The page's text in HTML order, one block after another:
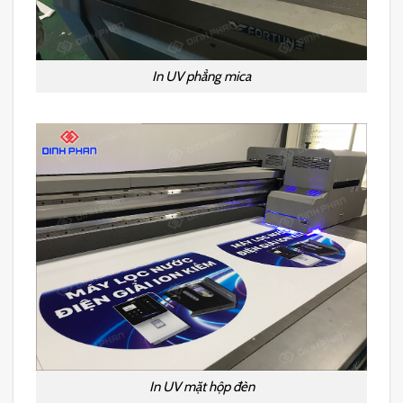
In UV phẳng mica
In UV mặt hộp đèn